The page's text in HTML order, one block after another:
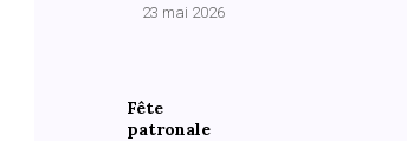
23 mai 2026
Fête
patronale